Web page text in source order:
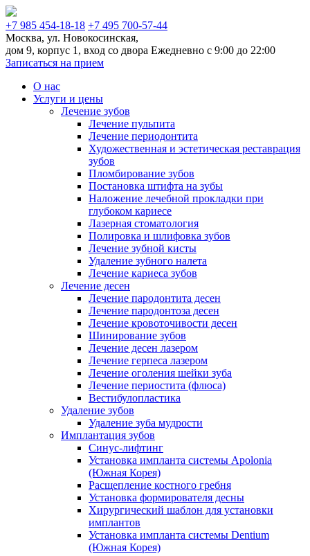
+7 985 454-18-18 +7 495 700-57-44
Москва, ул. Новокосинская,
дом 9, корпус 1, вход со двора Ежедневно с 9:00 до 22:00
Записаться на прием
О нас
Услуги и цены
Лечение зубов
Лечение пульпита
Лечение периодонтита
Художественная и эстетическая реставрация
зубов
Пломбирование зубов
Постановка штифта на зубы
Наложение лечебной прокладки при
глубоком кариесе
Лазерная стоматология
Полировка и шлифовка зубов
Лечение зубной кисты
Удаление зубного налета
Лечение кариеса зубов
Лечение десен
Лечение пародонтита десен
Лечение пародонтоза десен
Лечение кровоточивости десен
Шинирование зубов
Лечение десен лазером
Лечение герпеса лазером
Лечение оголения шейки зуба
Лечение периостита (флюса)
Вестибулопластика
Удаление зубов
Удаление зуба мудрости
Имплантация зубов
Синус-лифтинг
Установка импланта системы Apolonia
(Южная Корея)
Расщепление костного гребня
Установка формирователя десны
Хирургический шаблон для установки
имплантов
Установка импланта системы Dentium
(Южная Корея)